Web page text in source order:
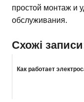
простой монтаж и
обслуживания.
Схожі
Как работает